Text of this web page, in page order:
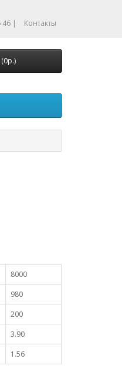
46 |
Контакты
8000
980
200
3.90
1.56